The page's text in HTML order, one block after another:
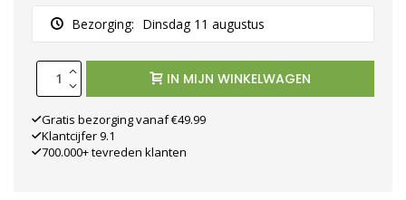
Bezorging: Dinsdag 11 augustus
IN MIJN WINKELWAGEN
Gratis bezorging vanaf €49.99
Klantcijfer 9.1
700.000+ tevreden klanten